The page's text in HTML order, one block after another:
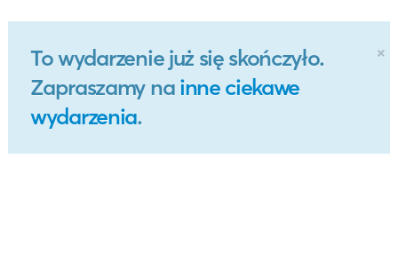
×
To wydarzenie już się skończyło.
Zapraszamy na inne ciekawe
wydarzenia.